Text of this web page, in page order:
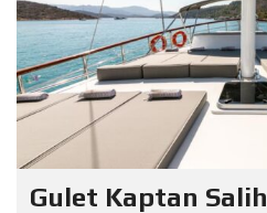
Gulet Kaptan Salih